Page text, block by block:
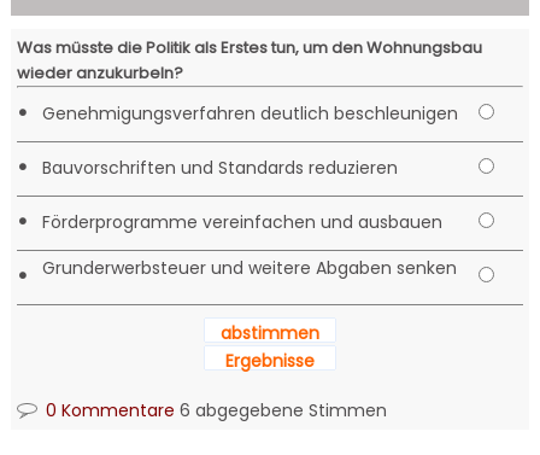
Was müsste die Politik als Erstes tun, um den Wohnungsbau
wieder anzukurbeln?
• Genehmigungsverfahren deutlich beschleunigen
• Bauvorschriften und Standards reduzieren
• Förderprogramme vereinfachen und ausbauen
• Grunderwerbsteuer und weitere Abgaben senken
abstimmen
Ergebnisse
0 Kommentare 6 abgegebene Stimmen